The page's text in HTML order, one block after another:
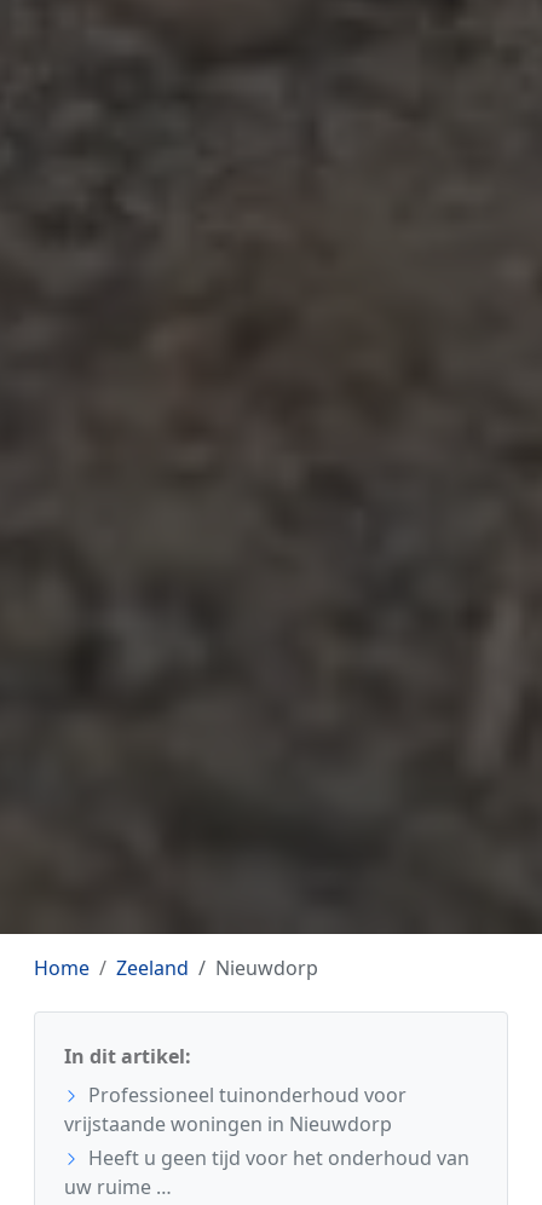
Home Zeeland Nieuwdorp
In dit artikel:
Professioneel tuinonderhoud voor
vrijstaande woningen in Nieuwdorp
Heeft u geen tijd voor het onderhoud van
uw ruime …